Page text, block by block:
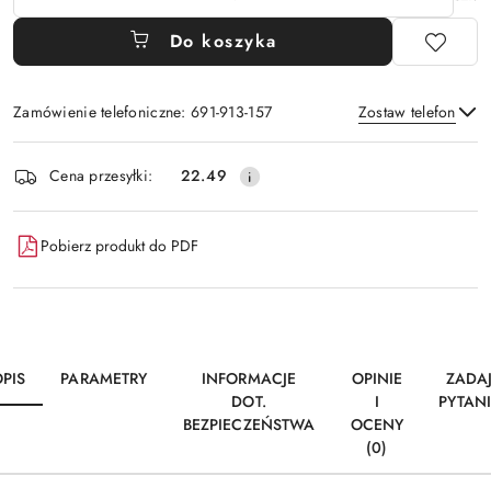
Do koszyka
Zamówienie telefoniczne: 691-913-157 Zostaw telefon
Wyślij
i
dostawa
Cena przesyłki: 22.49
Pobierz produkt do PDF
PARAMETRY
INFORMACJE
DOT.
BEZPIECZEŃSTWA
OPINIE
I
OCENY
(0)